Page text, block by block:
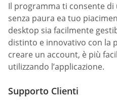
Il programma ti consente di
senza paura ea tuo
desktop sia facilmente
distinto e innovativo con la
creare un account, è più
utilizzando l’applicazione.
Supporto Clienti